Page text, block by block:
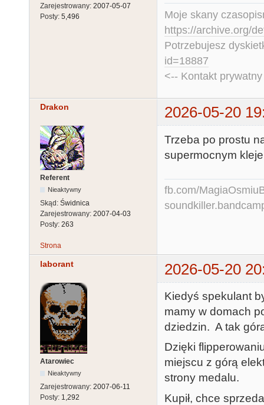
Zarejestrowany: 2007-05-07
Posty: 5,496
Moje skany
https://archive.org/
Potrzebujesz
id=18887
<-- Kontakt
Drakon 2026-05-20
Referent
Nieaktywny
Skąd: Świdnica
Zarejestrowany: 2007-04-03
Posty: 263
Trzeba po prostu
supermocnym
fb.com/
Strona
laborant 2026-05-20
Atarowiec
Nieaktywny
Zarejestrowany: 2007-06-11
Posty: 1,292
Kiedyś spekulant
mamy w domach
dziedzin. A tak
Dzięki
miejscu z górą
strony medalu.
Kupił, chce